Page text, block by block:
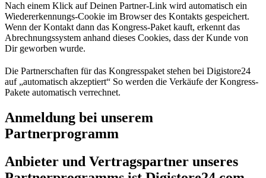
Nach einem Klick auf Deinen Partner-Link wird automatisch ein
Wiedererkennungs-Cookie im Browser des Kontakts gespeichert.
Wenn der Kontakt dann das Kongress-Paket kauft, erkennt das
Abrechnungssystem anhand dieses Cookies, dass der Kunde von
Dir geworben wurde.
Die Partnerschaften für das Kongresspaket stehen bei Digistore24
auf „automatisch akzeptiert“ So werden die Verkäufe der Kongress-
Pakete automatisch verrechnet.
Anmeldung bei unserem
Partnerprogramm
Anbieter und Vertragspartner unseres